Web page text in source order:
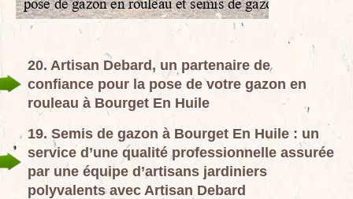
20. Artisan Debard, un partenaire de
confiance pour la pose de votre gazon en
rouleau à Bourget En Huile
19. Semis de gazon à Bourget En Huile : un
service d’une qualité professionnelle assurée
par une équipe d’artisans jardiniers
polyvalents avec Artisan Debard